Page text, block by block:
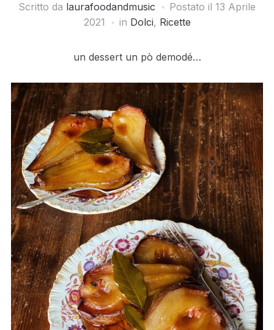
Scritto da laurafoodandmusic Postato il 13 Aprile
2021
in Dolci, Ricette
un dessert un pò demodé…